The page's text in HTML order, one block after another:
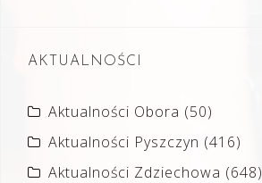
AKTUALNOŚCI
Aktualności Obora (50)
Aktualności Pyszczyn (416)
Aktualności Zdziechowa (648)